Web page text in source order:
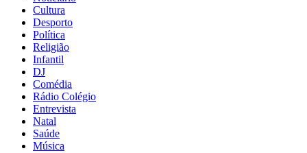
Cultura
Desporto
Política
Religião
Infantil
DJ
Comédia
Rádio Colégio
Entrevista
Natal
Saúde
Música